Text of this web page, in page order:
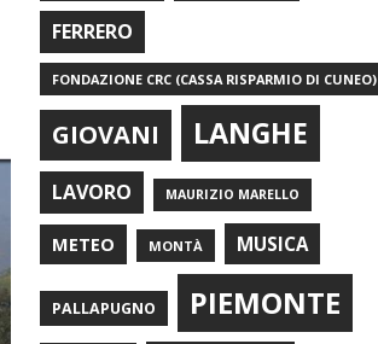
FERRERO
FONDAZIONE CRC (CASSA RISPARMIO DI CUNEO)
GIOVANI LANGHE
LAVORO MAURIZIO MARELLO
METEO MONTÀ MUSICA
PALLAPUGNO PIEMONTE